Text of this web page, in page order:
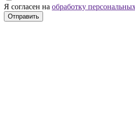
Я согласен на обработку